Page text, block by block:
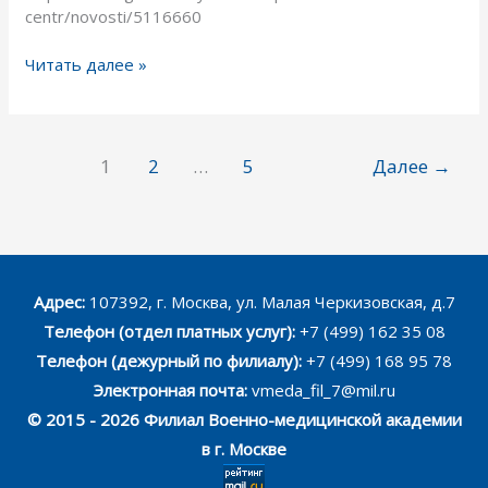
centr/novosti/5116660
Читать далее »
1 2 … 5 Далее →
Адрес:107392, г. Москва, ул. Малая Черкизовская, д.7
Телефон (отдел платных услуг):+7 (499) 162 35 08
Телефон (дежурный по филиалу): +7 (499) 168 95 78
Электронная почта: vmeda_fil_7@mil.ru
© 2015 - 2026 Филиал Военно-медицинской академии
в г. Москве